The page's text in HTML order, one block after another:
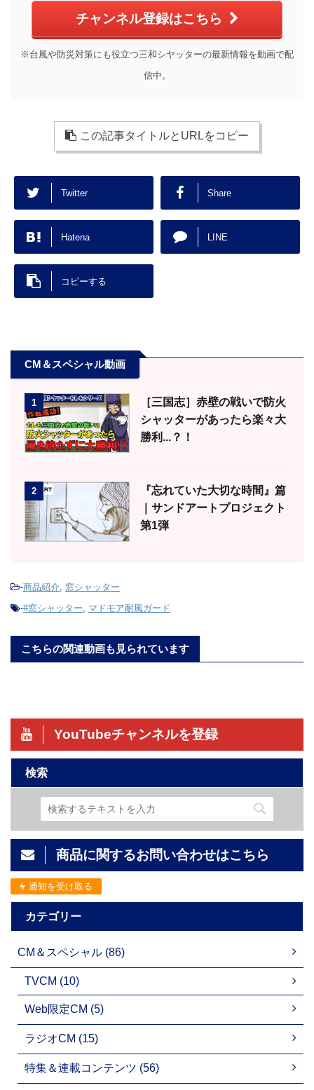
チャンネル登録はこちら
※台風や防災対策にも役立つ三和シヤッターの最新情報を動画で配
信中。
この記事タイトルとURLをコピー
Twitter Share
Hatena LINE
コピーする
CM＆スペシャル動画
1
［三国志］赤壁の戦いで防火
シャッターがあったら楽々大
勝利...？！
2
『忘れていた大切な時間』篇
｜サンドアートプロジェクト
第1弾
-商品紹介
窓シャッター
-#窓シャッター マドモア耐風ガード
こちらの関連動画も見られています
YouTubeチャンネルを登録
検索
商品に関するお問い合わせはこちら
通知を受け取る
カテゴリー
CM＆スペシャル (86)
TVCM (10)
Web限定CM (5)
ラジオCM (15)
特集＆連載コンテンツ (56)